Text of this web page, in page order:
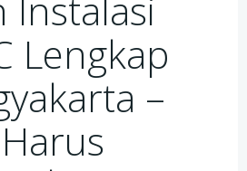
Instalasi
Lengkap
–